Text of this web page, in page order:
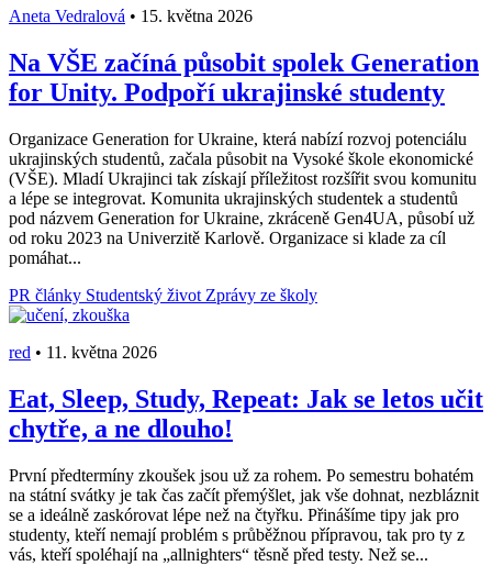
Aneta Vedralová • 15. května 2026
Na VŠE začíná působit spolek Generation
for Unity. Podpoří ukrajinské studenty
Organizace Generation for Ukraine, která nabízí rozvoj potenciálu
ukrajinských studentů, začala působit na Vysoké škole ekonomické
(VŠE). Mladí Ukrajinci tak získají příležitost rozšířit svou komunitu
a lépe se integrovat. Komunita ukrajinských studentek a studentů
pod názvem Generation for Ukraine, zkráceně Gen4UA, působí už
od roku 2023 na Univerzitě Karlově. Organizace si klade za cíl
pomáhat...
PR články Studentský život Zprávy ze školy
red • 11. května 2026
Eat, Sleep, Study, Repeat: Jak se letos učit
chytře, a ne dlouho!
První předtermíny zkoušek jsou už za rohem. Po semestru bohatém
na státní svátky je tak čas začít přemýšlet, jak vše dohnat, nezbláznit
se a ideálně zaskórovat lépe než na čtyřku. Přinášíme tipy jak pro
studenty, kteří nemají problém s průběžnou přípravou, tak pro ty z
vás, kteří spoléhají na „allnighters“ těsně před testy. Než se...